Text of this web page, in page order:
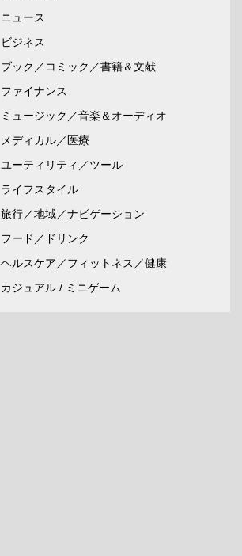
ニュース
ビジネス
ブック／コミック／書籍＆文献
ファイナンス
ミュージック／音楽＆オーディオ
メディカル／医療
ユーティリティ／ツール
ライフスタイル
旅行／地域／ナビゲーション
フード／ドリンク
ヘルスケア／フィットネス／健康
カジュアル / ミニゲーム